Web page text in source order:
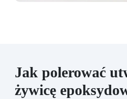
Jak polerować
żywicę